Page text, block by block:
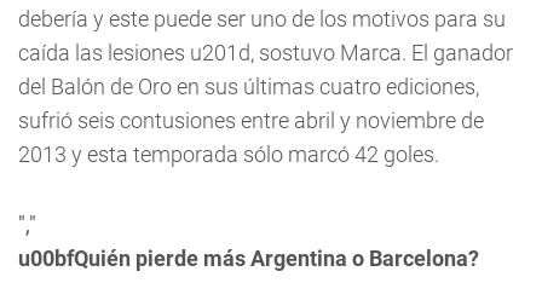
debería y este puede ser uno de los motivos para su
caída las lesiones u201d, sostuvo Marca. El ganador
del Balón de Oro en sus últimas cuatro ediciones,
sufrió seis contusiones entre abril y noviembre de
2013 y esta temporada sólo marcó 42 goles.
","
u00bfQuién pierde más Argentina o Barcelona?